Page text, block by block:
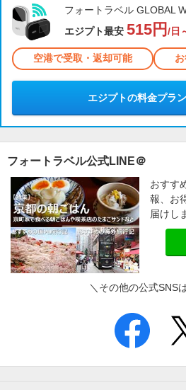
フォートラベル GLOBAL
エジプト最安 515円 /日
空港で受取・返却可能
エジプトの料金プラ
フォートラベル公式LINE＠
おすす
報、お
届けし
＼その他の公式SNS